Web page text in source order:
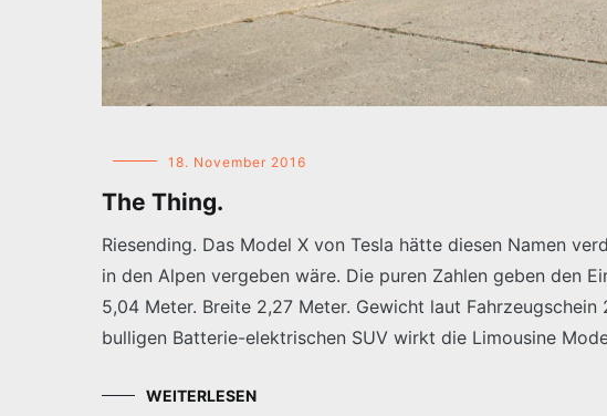
18. November 2016
The Thing.
Riesending. Das Model X von Tesla hätte diesen Namen
in den Alpen vergeben wäre. Die puren Zahlen geben den
5,04 Meter. Breite 2,27 Meter. Gewicht laut
bulligen Batterie-elektrischen SUV wirkt die Limousine
WEITERLESEN